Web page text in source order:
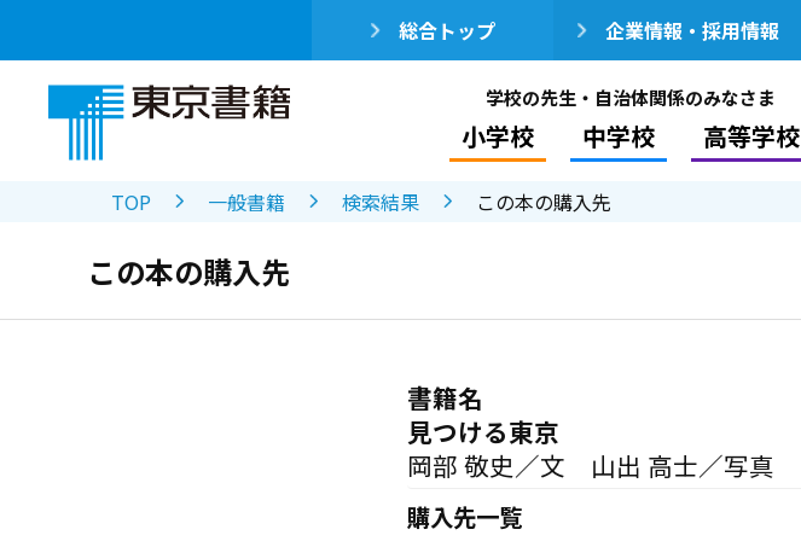
総合トップ 企業情報・採用情報
学校の先生・自治体関係のみなさま
小学校 中学校 高等学校
TOP 一般書籍 検索結果 この本の購入先
この本の購入先
書籍名
見つける東京
岡部 敬史／文 山出 高士／写真
購入先一覧